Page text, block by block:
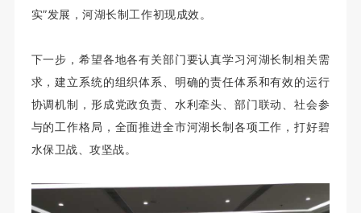
实”发展，河湖长制工作初现成效。
下一步，希望各地各有关部门要认真学习河湖长制相关需
求，建立系统的组织体系、明确的责任体系和有效的运行
协调机制，形成党政负责、水利牵头、部门联动、社会参
与的工作格局， 全面推进全市河湖长制各项工作，打好碧
水保卫战、攻坚战。